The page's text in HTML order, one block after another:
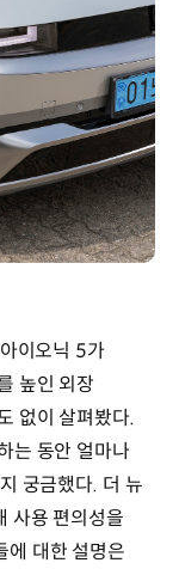
이오닉 5가
높인 외장
없이 살펴봤다.
는 동안 얼마나
궁금했다. 더 뉴
사용 편의성을
에 대한 설명은